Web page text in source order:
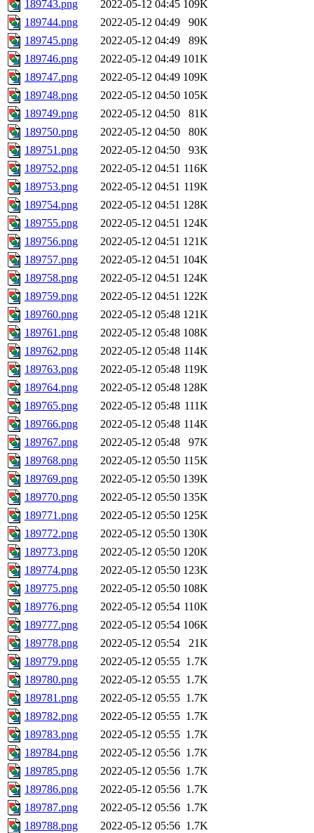
189743.png 2022-05-12 04:45 109K
189744.png
2022-05-12 04:49
90K
189745.png
2022-05-12 04:49
89K
189746.png
2022-05-12 04:49 101K
189747.png
2022-05-12 04:49 109K
189748.png
2022-05-12 04:50 105K
189749.png
2022-05-12 04:50
81K
189750.png
2022-05-12 04:50
80K
189751.png
2022-05-12 04:50
93K
189752.png
2022-05-12 04:51 116K
189753.png
2022-05-12 04:51 119K
189754.png
2022-05-12 04:51 128K
189755.png
2022-05-12 04:51 124K
189756.png
2022-05-12 04:51 121K
189757.png
2022-05-12 04:51 104K
189758.png
2022-05-12 04:51 124K
189759.png
2022-05-12 04:51 122K
189760.png
2022-05-12 05:48 121K
189761.png
2022-05-12 05:48 108K
189762.png
2022-05-12 05:48 114K
189763.png
2022-05-12 05:48 119K
189764.png
2022-05-12 05:48 128K
189765.png
2022-05-12 05:48 111K
189766.png
2022-05-12 05:48 114K
189767.png
2022-05-12 05:48
97K
189768.png
2022-05-12 05:50 115K
189769.png
2022-05-12 05:50 139K
189770.png
2022-05-12 05:50 135K
189771.png
2022-05-12 05:50 125K
189772.png
2022-05-12 05:50 130K
189773.png
2022-05-12 05:50 120K
189774.png
2022-05-12 05:50 123K
189775.png
2022-05-12 05:50 108K
189776.png
2022-05-12 05:54 110K
189777.png
2022-05-12 05:54 106K
189778.png
2022-05-12 05:54
21K
189779.png
2022-05-12 05:55 1.7K
189780.png
2022-05-12 05:55 1.7K
189781.png
2022-05-12 05:55 1.7K
189782.png
2022-05-12 05:55 1.7K
189783.png
2022-05-12 05:55 1.7K
189784.png
2022-05-12 05:56 1.7K
189785.png
2022-05-12 05:56 1.7K
189786.png
2022-05-12 05:56 1.7K
189787.png
2022-05-12 05:56 1.7K
189788.png
2022-05-12 05:56 1.7K